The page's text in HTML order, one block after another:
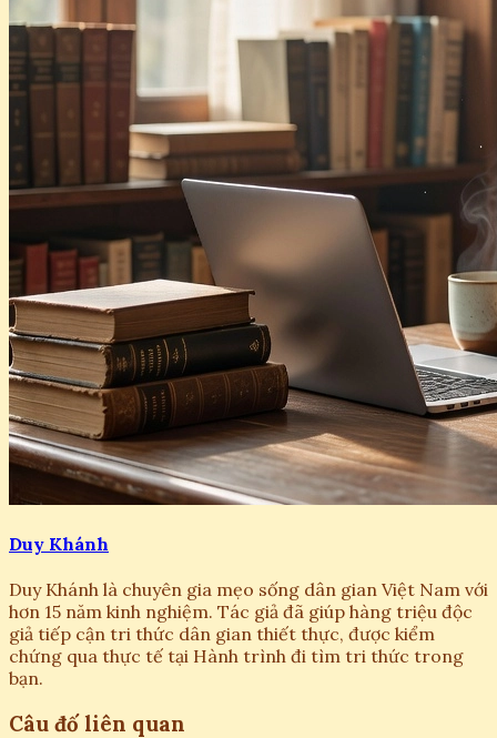
Duy Khánh
Duy Khánh là chuyên gia mẹo sống dân gian Việt Nam với
hơn 15 năm kinh nghiệm. Tác giả đã giúp hàng triệu độc
giả tiếp cận tri thức dân gian thiết thực, được kiểm
chứng qua thực tế tại Hành trình đi tìm tri thức trong
bạn.
Câu đố liên quan